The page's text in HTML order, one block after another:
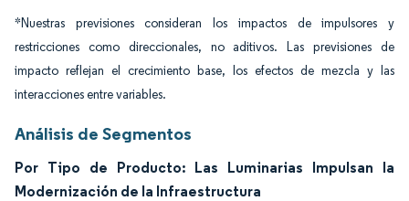
*Nuestras previsiones consideran los impactos de impulsores y
restricciones como direccionales, no aditivos. Las previsiones de
impacto reflejan el crecimiento base, los efectos de mezcla y las
interacciones entre variables.
Análisis de Segmentos
Por Tipo de Producto: Las Luminarias Impulsan la
Modernización de la Infraestructura